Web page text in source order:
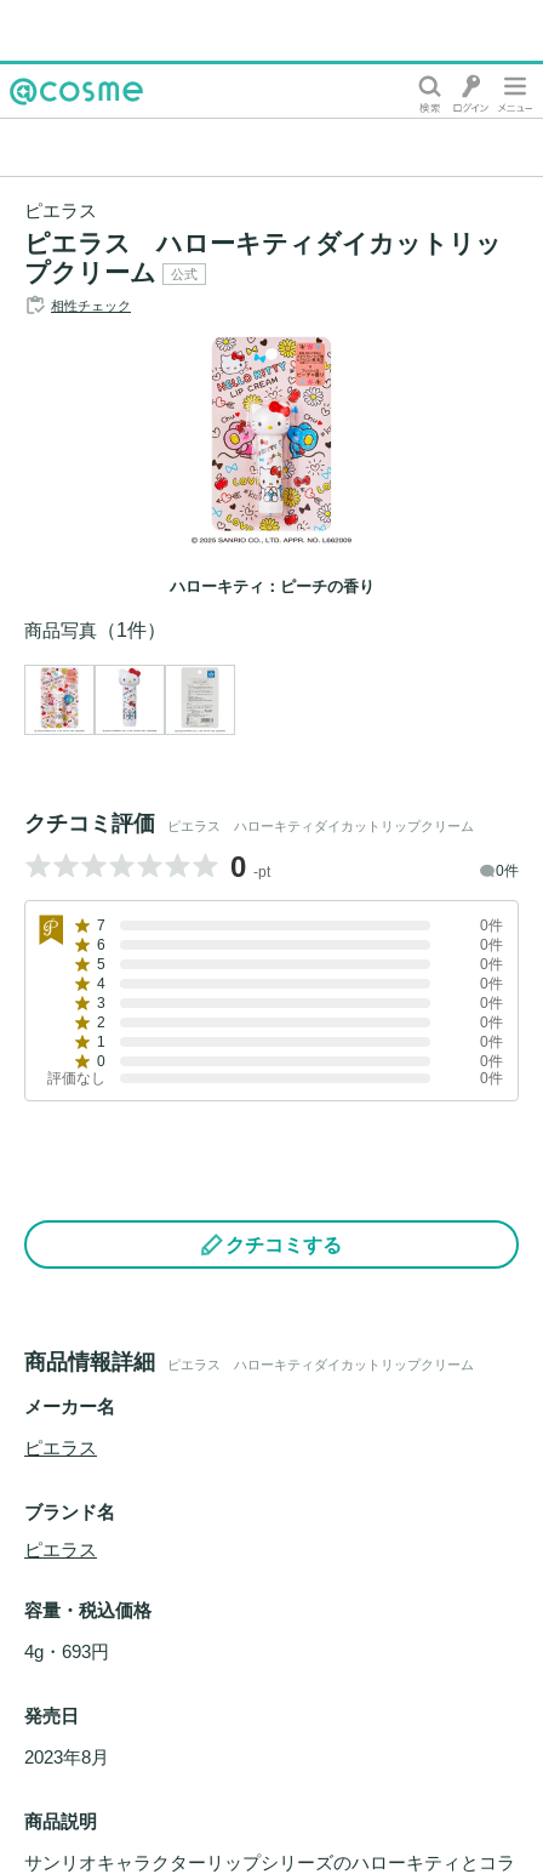
ピエラス
ピエラス ハローキティダイカットリッ
プクリーム
公式
相性チェック
ハローキティ：ピーチの香り
商品写真 （1件）
クチコミ評価 ピエラス ハローキティダイカットリップクリーム
0 -pt 0件
7
0件
6
0件
5
0件
4
0件
3
0件
2
0件
1
0件
0
0件
評価なし
0件
クチコミする
商品情報詳細 ピエラス ハローキティダイカットリップクリーム
メーカー名
ピエラス
ブランド名
ピエラス
容量・税込価格
4g・693円
発売日
2023年8月
商品説明
サンリオキャラクターリップシリーズのハローキティとコラ